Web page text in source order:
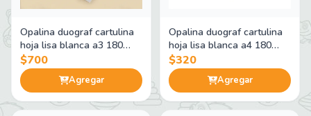
Opalina duograf cartulina
hoja lisa blanca a3 180
gramos
$700
Agregar
Opalina duograf cartulina
hoja lisa blanca a4 180
gramos
$320
Agregar